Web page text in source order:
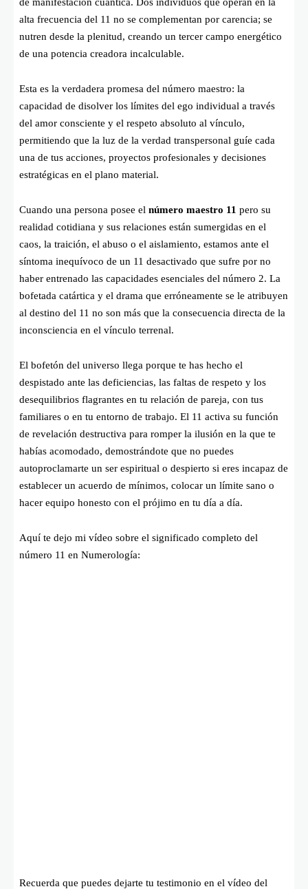
alta frecuencia del 11 no se complementan por carencia; se
nutren desde la plenitud, creando un tercer campo energético
de una potencia creadora incalculable.
Esta es la verdadera promesa del número maestro: la
capacidad de disolver los límites del ego individual a través
del amor consciente y el respeto absoluto al vínculo,
permitiendo que la luz de la verdad transpersonal guíe cada
una de tus acciones, proyectos profesionales y decisiones
estratégicas en el plano material.
Cuando una persona posee el número maestro 11 pero su
realidad cotidiana y sus relaciones están sumergidas en el
caos, la traición, el abuso o el aislamiento, estamos ante el
síntoma inequívoco de un 11 desactivado que sufre por no
haber entrenado las capacidades esenciales del número 2. La
bofetada catártica y el drama que erróneamente se le atribuyen
al destino del 11 no son más que la consecuencia directa de la
inconsciencia en el vínculo terrenal.
El bofetón del universo llega porque te has hecho el
despistado ante las deficiencias, las faltas de respeto y los
desequilibrios flagrantes en tu relación de pareja, con tus
familiares o en tu entorno de trabajo. El 11 activa su función
de revelación destructiva para romper la ilusión en la que te
habías acomodado, demostrándote que no puedes
autoproclamarte un ser espiritual o despierto si eres incapaz de
establecer un acuerdo de mínimos, colocar un límite sano o
hacer equipo honesto con el prójimo en tu día a día.
Aquí te dejo mi vídeo sobre el significado completo del
número 11 en Numerología:
Recuerda que puedes dejarte tu testimonio en el vídeo del